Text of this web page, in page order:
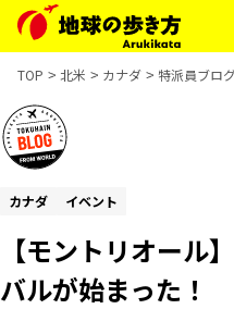
TOP 北米 カナダ 特派員ブロ
カナダ イベント
【モントリオール
バルが始まった！